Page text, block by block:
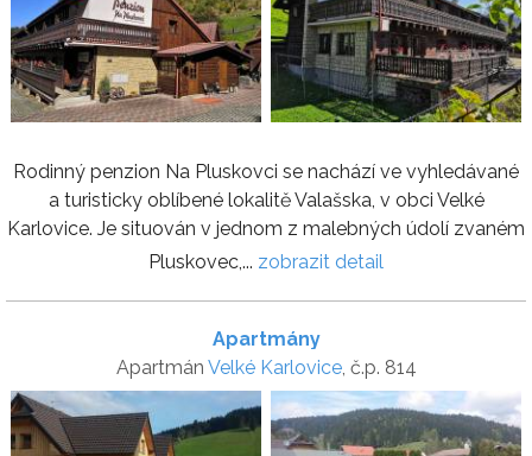
Rodinný penzion Na Pluskovci se nachází ve vyhledávané
a turisticky oblíbené lokalitě Valašska, v obci Velké
Karlovice. Je situován v jednom z malebných údolí zvaném
Pluskovec,... zobrazit detail
Apartmány
Apartmán Velké Karlovice, č.p. 814